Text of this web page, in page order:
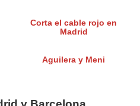
Corta el cable rojo en
Madrid
Aguilera y Meni